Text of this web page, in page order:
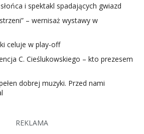
i spektakl spadających gwiazd
– wernisaż wystawy w
celuje w play-off
C. Cieślukowskiego – kto prezesem
dobrej muzyki. Przed nami
REKLAMA